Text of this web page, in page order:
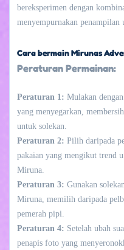
bereksperimen dengan
menyempurnakan penampilan
Cara bermain Mirunas
Peraturan Permainan:
Peraturan 1: Mulakan
yang menyegarkan,
untuk solekan.
Peraturan 2: Pilih daripada
pakaian yang mengikut trend
Miruna.
Peraturan 3: Gunakan
Miruna, memilih daripada
pemerah pipi.
Peraturan 4: Setelah ubah
penapis foto yang